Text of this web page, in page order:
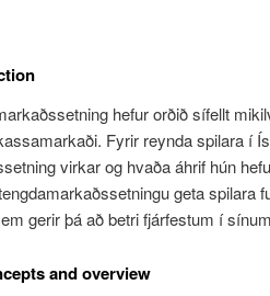
hefur orðið sífellt
Fyrir reynda spilara í
virkar og hvaða áhrif hún
geta spilara
gerir þá að betri fjárfestum í
and overview